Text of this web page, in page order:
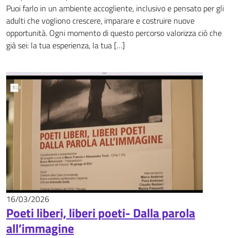
Puoi farlo in un ambiente accogliente, inclusivo e pensato per gli
adulti che vogliono crescere, imparare e costruire nuove
opportunità. Ogni momento di questo percorso valorizza ciò che
già sei: la tua esperienza, la tua […]
16/03/2026
Poeti liberi, liberi poeti- Dalla parola
all’immagine